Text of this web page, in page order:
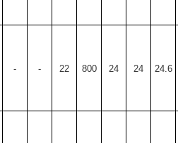
- - 22 800 24 24 24.6